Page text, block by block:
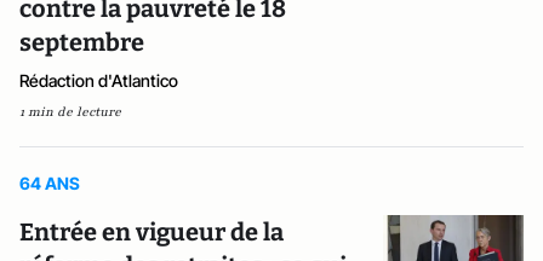
contre la pauvreté le 18
septembre
Rédaction d'Atlantico
1 min de lecture
64 ANS
Entrée en vigueur de la